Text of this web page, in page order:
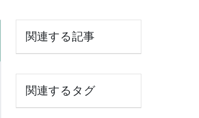
関連する記事
関連するタグ